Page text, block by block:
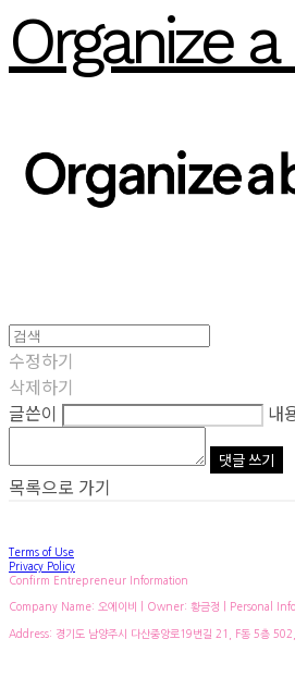
Organize
수정하기
삭제하기
글쓴이
내
댓글 쓰기
목록으로 가기
Terms of Use
Privacy Policy
Confirm Entrepreneur Information
Company Name: 오에이비 | Owner: 황금정 | Personal
Address: 경기도 남양주시 다산중앙로19번길 21, F동 5층